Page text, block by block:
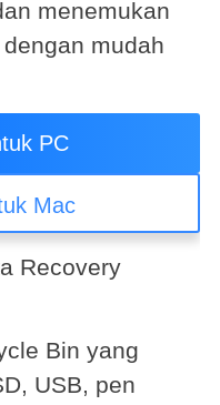
menemukan
mudah
PC
Mac
Recovery
Bin yang
USB, pen